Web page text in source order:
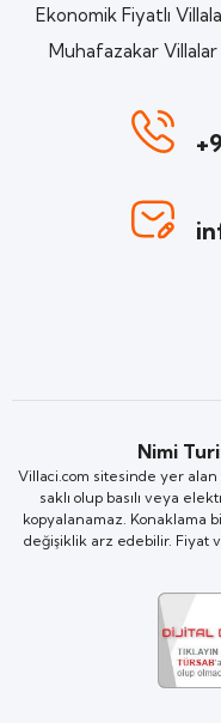
Ekonomik Fiyatlı
Muhafazakar Villalar
Nimi
Villaci.com sitesinde yer
saklı olup basılı veya
kopyalanamaz. Konaklama
değişiklik arz edebilir. Fiyat